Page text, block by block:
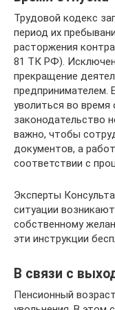
Трудовой кодекс
период их
расторжения
81 ТК РФ).
прекращение
предпринимателем.
уволиться во время
законодательство
важно, чтобы
документов, а
соответствии с
Эксперты
ситуации
собственному
эти инструкции
В связи с
Пенсионный